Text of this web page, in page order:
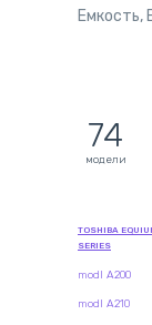
Емкость,
74
модели
TOSHIBA
SERIES
modl A200
modl A210